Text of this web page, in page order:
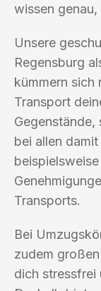
wissen
Unsere
Regensburg
kümmern sich
Transport
Gegenstände,
bei allen
Transports.
Bei
zudem
dich stressfrei